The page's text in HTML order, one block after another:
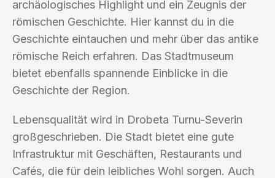
archäologisches Highlight und ein Zeugnis der
römischen Geschichte. Hier kannst du in die
Geschichte eintauchen und mehr über das antike
römische Reich erfahren. Das Stadtmuseum
bietet ebenfalls spannende Einblicke in die
Geschichte der Region.
Lebensqualität wird in Drobeta Turnu-Severin
großgeschrieben. Die Stadt bietet eine gute
Infrastruktur mit Geschäften, Restaurants und
Cafés, die für dein leibliches Wohl sorgen. Auch